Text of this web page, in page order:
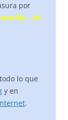
por
– Al-
lo que
y en
.